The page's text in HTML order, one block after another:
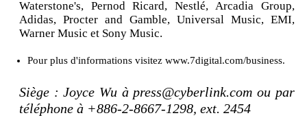
Waterstone's, Pernod Ricard, Nestlé, Arcadia Group,
Adidas, Procter and Gamble, Universal Music, EMI,
Warner Music et Sony Music.
Pour plus d'informations visitez www.7digital.com/business.
Siège : Joyce Wu à press@cyberlink.com ou par
téléphone à +886-2-8667-1298, ext. 2454